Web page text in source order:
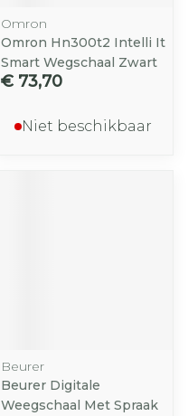
Omron
Omron Hn300t2 Intelli It
Smart Wegschaal Zwart
€ 73,70
Niet beschikbaar
Beurer
Beurer Digitale
Weegschaal Met Spraak